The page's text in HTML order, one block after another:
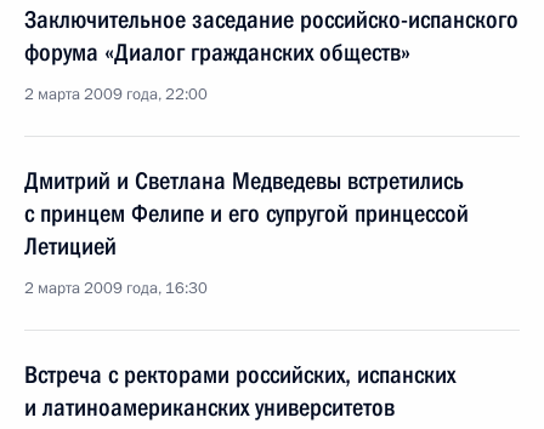
Заключительное заседание российско-испанского
форума «Диалог гражданских обществ»
2 марта 2009 года, 22:00
Дмитрий и Светлана Медведевы встретились
с принцем Фелипе и его супругой принцессой
Летицией
2 марта 2009 года, 16:30
Встреча с ректорами российских, испанских
и латиноамериканских университетов